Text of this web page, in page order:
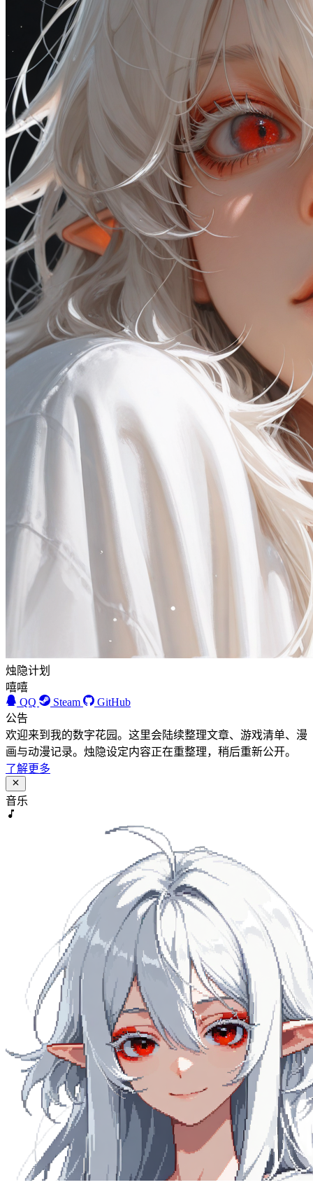
烛隐计划
嘻嘻
QQ
Steam
GitHub
公告
欢迎来到我的数字花园。这里会陆续整理文章、游戏清单、漫
画与动漫记录。烛隐设定内容正在重整理，稍后重新公开。
了解更多
音乐